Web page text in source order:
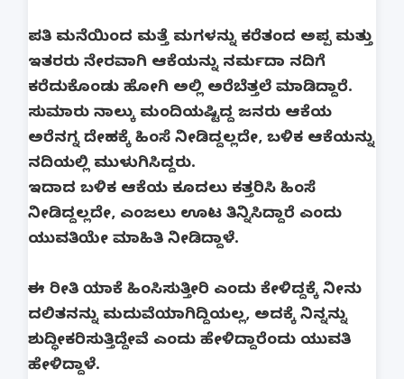
ಪತಿ ಮನೆಯಿಂದ ಮತ್ತೆ ಮಗಳನ್ನು ಕರೆತಂದ ಅಪ್ಪ ಮತ್ತು
ಇತರರು ನೇರವಾಗಿ ಆಕೆಯನ್ನು ನರ್ಮದಾ ನದಿಗೆ
ಕರೆದುಕೊಂಡು ಹೋಗಿ ಅಲ್ಲಿ ಅರೆಬೆತ್ತಲೆ ಮಾಡಿದ್ದಾರೆ.
ಸುಮಾರು ನಾಲ್ಕು ಮಂದಿಯಷ್ಟಿದ್ದ ಜನರು ಆಕೆಯ
ಅರೆನಗ್ನ ದೇಹಕ್ಕೆ ಹಿಂಸೆ ನೀಡಿದ್ದಲ್ಲದೇ, ಬಳಿಕ ಆಕೆಯನ್ನು
ನದಿಯಲ್ಲಿ ಮುಳುಗಿಸಿದ್ದರು.
ಇದಾದ ಬಳಿಕ ಆಕೆಯ ಕೂದಲು ಕತ್ತರಿಸಿ ಹಿಂಸೆ
ನೀಡಿದ್ದಲ್ಲದೇ, ಎಂಜಲು ಊಟ ತಿನ್ನಿಸಿದ್ದಾರೆ ಎಂದು
ಯುವತಿಯೇ ಮಾಹಿತಿ ನೀಡಿದ್ದಾಳೆ.
ಈ ರೀತಿ ಯಾಕೆ ಹಿಂಸಿಸುತ್ತೀರಿ ಎಂದು ಕೇಳಿದ್ದಕ್ಕೆ ನೀನು
ದಲಿತನನ್ನು ಮದುವೆಯಾಗಿದ್ದಿಯಲ್ಲ, ಅದಕ್ಕೆ ನಿನ್ನನ್ನು
ಶುದ್ಧೀಕರಿಸುತ್ತಿದ್ದೇವೆ ಎಂದು ಹೇಳಿದ್ದಾರೆಂದು ಯುವತಿ
ಹೇಳಿದ್ದಾಳೆ.